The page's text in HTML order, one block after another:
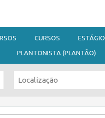
CURSOS ESTÁGIO
PLANTONISTA (PLANTÃO)